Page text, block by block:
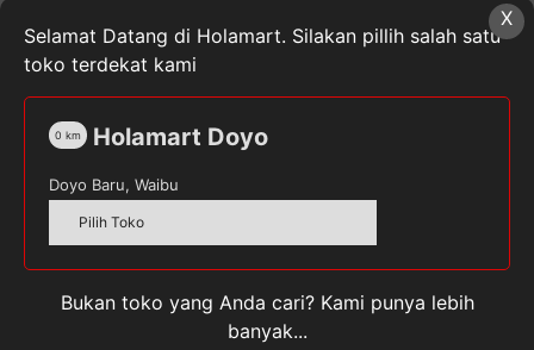
Ulasan
Belum ada ulasan.
Jadilah yang pertama memberikan ulasan “Hot
Capucino”
X
Selamat Datang di Holamart. Silakan pillih salah satu
toko terdekat kami
Holamart Doyo
0 km
Doyo Baru, Waibu
Pilih Toko
Bukan toko yang Anda cari? Kami punya lebih
banyak...